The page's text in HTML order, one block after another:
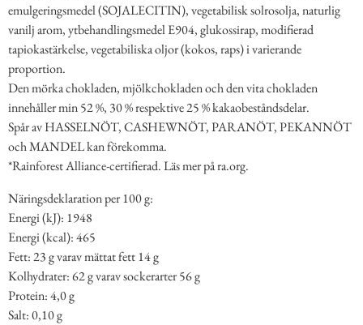
emulgeringsmedel (SOJALECITIN), vegetabilisk solrosolja, naturlig
vanilj arom, ytbehandlingsmedel E904, glukossirap, modifierad
tapiokastärkelse, vegetabiliska oljor (kokos, raps) i varierande
proportion.
Den mörka chokladen, mjölkchokladen och den vita chokladen
innehåller min 52 %, 30 % respektive 25 % kakaobeståndsdelar.
Spår av HASSELNÖT, CASHEWNÖT, PARANÖT, PEKANNÖT
och MANDEL kan förekomma.
*Rainforest Alliance-certifierad. Läs mer på ra.org.
Näringsdeklaration per 100 g:
Energi (kJ): 1948
Energi (kcal): 465
Fett: 23 g varav mättat fett 14 g
Kolhydrater: 62 g varav sockerarter 56 g
Protein: 4,0 g
Salt: 0,10 g